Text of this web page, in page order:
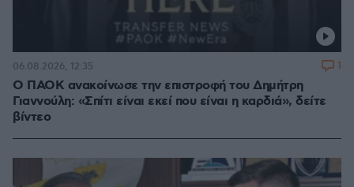
Ο ΠΑΟΚ ανακοίνωσε την επιστροφή του Δημήτρη
Γιαννούλη: «Σπίτι είναι εκεί που είναι η καρδιά», δείτε
βίντεο
06.08.2026, 12:35 1